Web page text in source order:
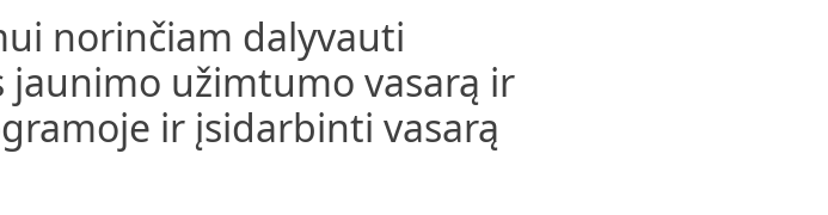
norinčiam dalyvauti
jaunimo užimtumo vasarą ir
ir įsidarbinti vasarą